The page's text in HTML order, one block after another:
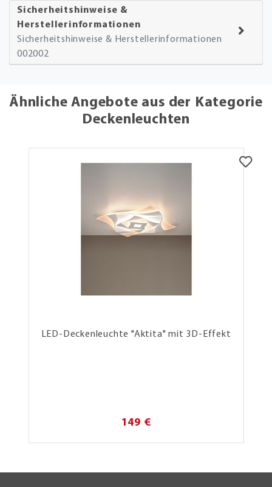
Sicherheitshinweise &
Herstellerinformationen
Sicherheitshinweise & Herstellerinformationen
002002
Ähnliche Angebote aus der Kategorie
Deckenleuchten
LED-Deckenleuchte "Aktita" mit 3D-Effekt
149 €